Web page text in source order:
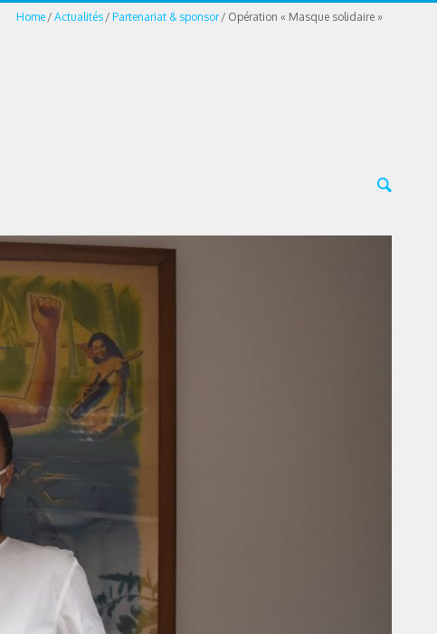
Home Actualités Partenariat & sponsor Opération « Masque solidaire »